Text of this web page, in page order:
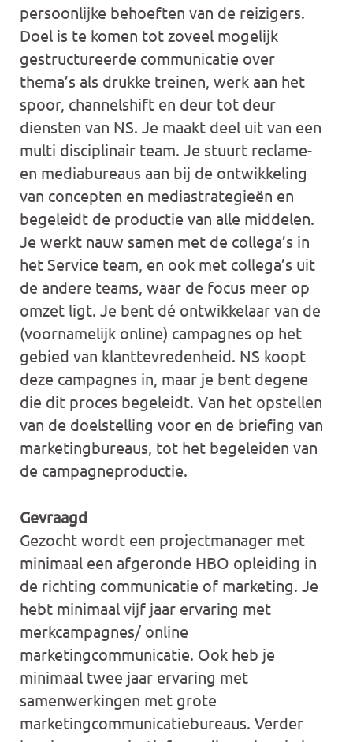
persoonlijke behoeften van de reizigers.
Doel is te komen tot zoveel mogelijk
gestructureerde communicatie over
thema’s als drukke treinen, werk aan het
spoor, channelshift en deur tot deur
diensten van NS. Je maakt deel uit van een
multi disciplinair team. Je stuurt reclame-
en mediabureaus aan bij de ontwikkeling
van concepten en mediastrategieën en
begeleidt de productie van alle middelen.
Je werkt nauw samen met de collega’s in
het Service team, en ook met collega’s uit
de andere teams, waar de focus meer op
omzet ligt. Je bent dé ontwikkelaar van de
(voornamelijk online) campagnes op het
gebied van klanttevredenheid. NS koopt
deze campagnes in, maar je bent degene
die dit proces begeleidt. Van het opstellen
van de doelstelling voor en de briefing van
marketingbureaus, tot het begeleiden van
de campagneproductie.
Gevraagd
Gezocht wordt een projectmanager met
minimaal een afgeronde HBO opleiding in
de richting communicatie of marketing. Je
hebt minimaal vijf jaar ervaring met
merkcampagnes/ online
marketingcommunicatie. Ook heb je
minimaal twee jaar ervaring met
samenwerkingen met grote
marketingcommunicatiebureaus. Verder